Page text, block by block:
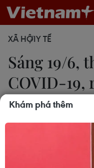
XÃ HỘIY TẾ
Sáng 19/6,
COVID-19,
40 ca
94 ca mắc mới ghi
Khám phá thêm